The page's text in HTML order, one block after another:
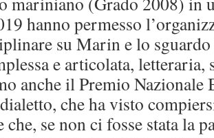
hanno permesso
su Marin e lo sguardo
e articolata,
anche il Premio
che ha visto
che, se non ci fosse stata la